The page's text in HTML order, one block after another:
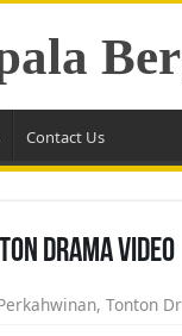
Contact Us
Drama Video
, Tonton